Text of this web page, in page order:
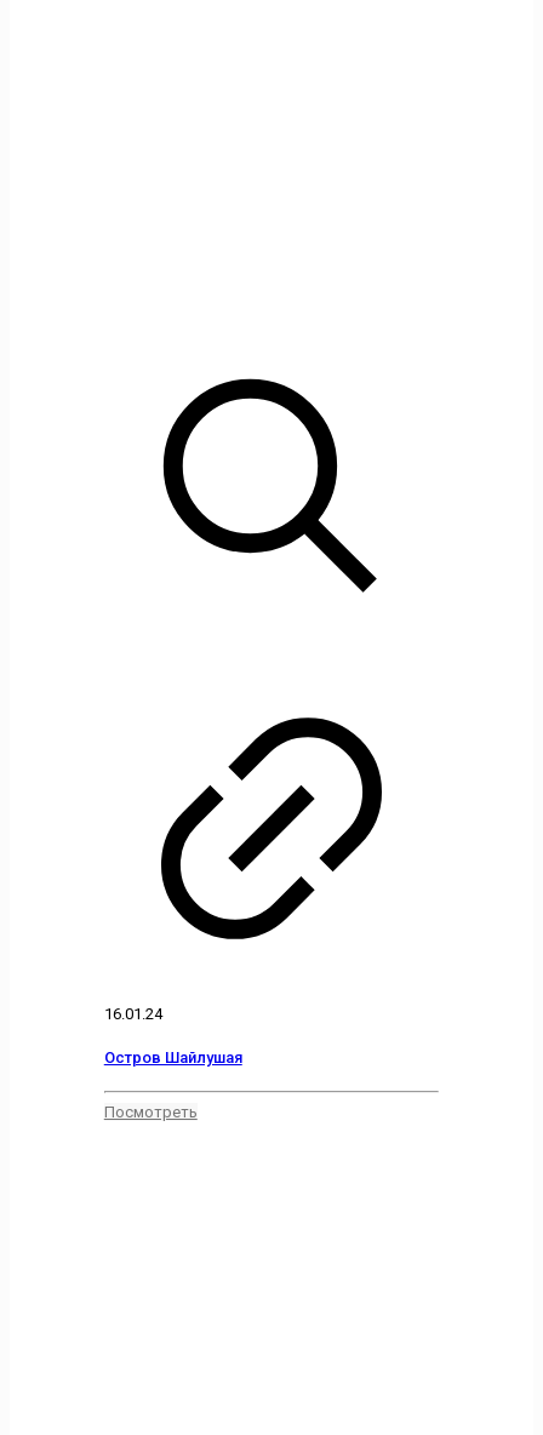
16.01.24
Остров Шайлушая
Посмотреть